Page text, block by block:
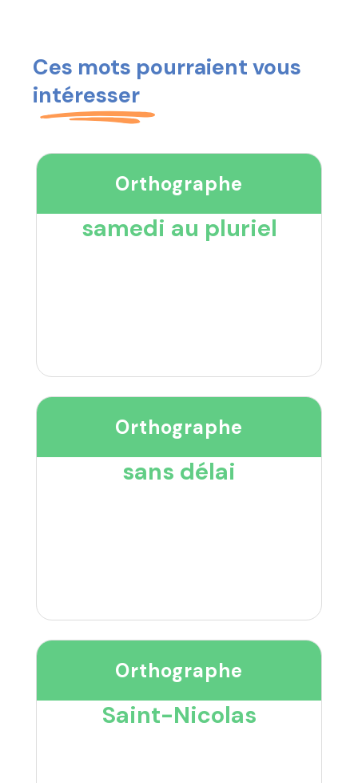
Ces mots pourraient vous
intéresser
Orthographe
samedi au pluriel
Orthographe
sans délai
Orthographe
Saint-Nicolas